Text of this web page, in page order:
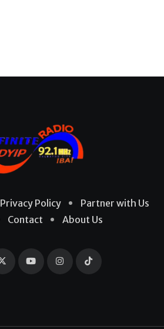
Privacy Policy
Partner with Us
Contact About Us